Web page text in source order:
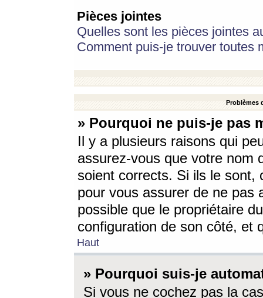
Pièces jointes
Quelles sont les pièces jointes
Comment puis-je trouver toutes
Problèmes
» Pourquoi ne puis-je pas
Il y a plusieurs raisons qui
assurez-vous que votre nom
soient corrects. Si ils le sont,
pour vous assurer de ne pas
possible que le propriétaire
configuration de son côté, et
Haut
» Pourquoi suis-je
Si vous ne cochez pas la